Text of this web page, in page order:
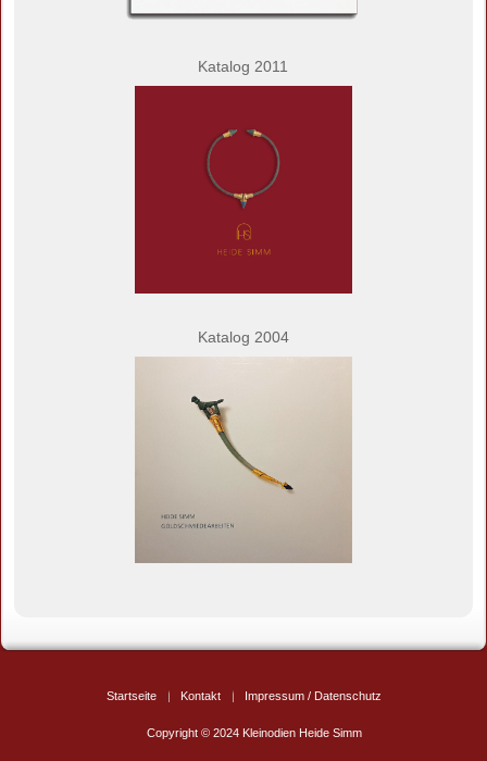
Katalog 2011
Katalog 2004
Startseite Kontakt Impressum / Datenschutz
Copyright © 2024 Kleinodien Heide Simm